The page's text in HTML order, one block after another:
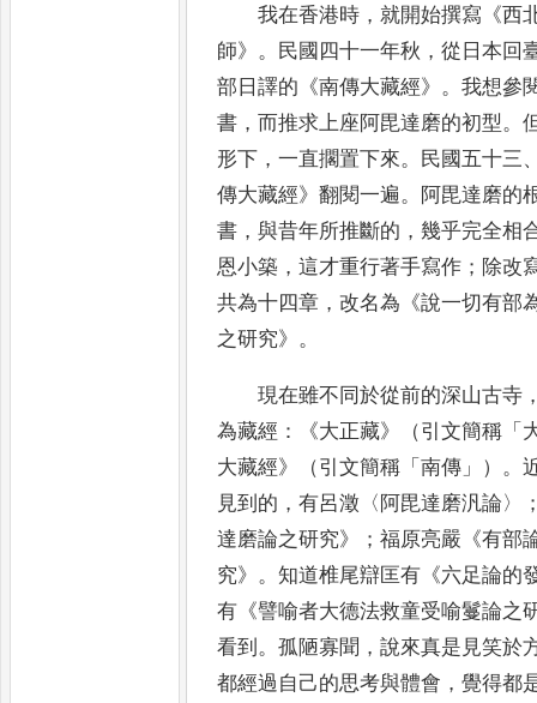
我在香港時 ，就開始撰寫 《西
師》 。 民國四十一年秋 ，從日本回
部日譯的 《南傳大藏經》 。我想參
書 ， 而推求上座阿毘達磨的初型。
形下 ，一直擱置下來。 民國五十三
傳大藏經》翻閱一遍。 阿毘達磨的
書 ，與昔年所推斷的 ，幾乎完全相
恩小築 ，這才重行著手寫作 ； 除改
共為十四章 ，改名為 《說一切有部
之研究》 。
現在雖不同於從前的深山古寺
為藏經 ： 《大正藏》 （引文簡稱 「
大藏經》 （引文簡稱 「南傳 」 ） 。
見到的 ，有呂澂 〈 阿毘達磨汎論 〉
達磨論之研究》 ；福原亮嚴 《有部
究》 。知道椎尾辯匡有 《六足論的
有 《譬喻者大德法救童受喻鬘論之
看到 。孤陋寡聞 ，說來真是見笑於
都經過自己的思考與體會 ，覺得都